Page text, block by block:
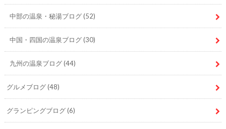
中部の温泉・秘湯ブログ(52)
中国・四国の温泉ブログ(30)
九州の温泉ブログ(44)
グルメブログ(48)
グランピングブログ(6)